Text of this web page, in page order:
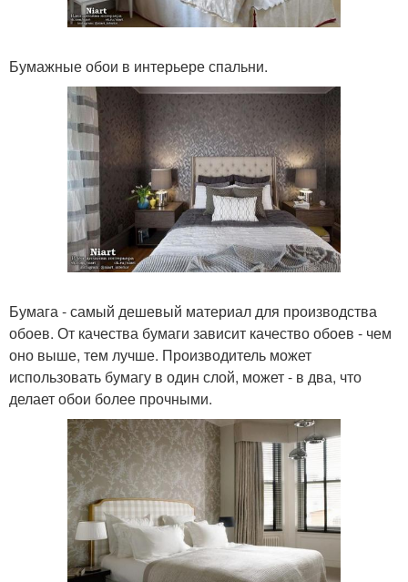
Бумажные обои в интерьере спальни.
Бумага - самый дешевый материал для производства
обоев. От качества бумаги зависит качество обоев - чем
оно выше, тем лучше. Производитель может
использовать бумагу в один слой, может - в два, что
делает обои более прочными.